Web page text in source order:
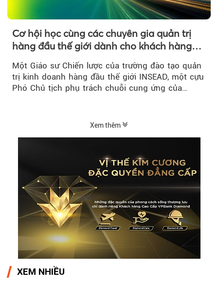
Cơ hội học cùng các chuyên gia quản trị
hàng đầu thế giới dành cho khách hàng
Một Giáo sư Chiến lược của trường đào tạo quản
trị kinh doanh hàng đầu thế giới INSEAD, một cựu
Phó Chủ tịch phụ trách chuỗi cung ứng của
Xem thêm
XEM NHIỀU